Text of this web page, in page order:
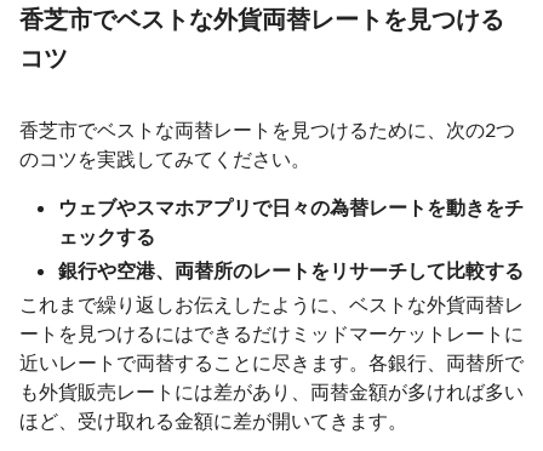
香芝市でベストな外貨両替レートを見つける
コツ
香芝市でベストな両替レートを見つけるために、次の2つ
のコツを実践してみてください。
ウェブやスマホアプリで日々の為替レートを動きをチ
ェックする
銀行や空港、両替所のレートをリサーチして比較する
これまで繰り返しお伝えしたように、ベストな外貨両替レ
ートを見つけるにはできるだけミッドマーケットレートに
近いレートで両替することに尽きます。各銀行、両替所で
も外貨販売レートには差があり、両替金額が多ければ多い
ほど、受け取れる金額に差が開いてきます。